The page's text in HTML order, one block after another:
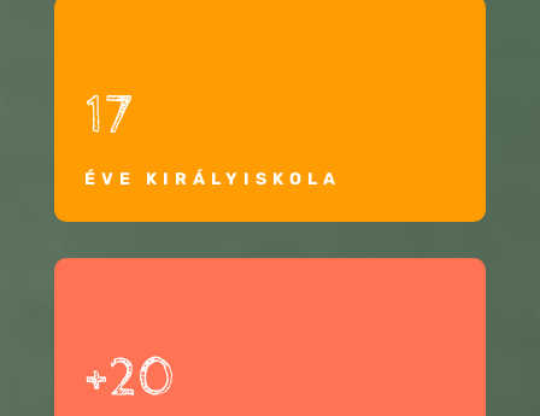
17
ÉVE KIRÁLYISKOLA
+20